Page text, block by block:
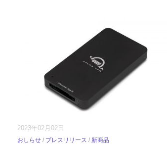
2023年02月02日
おしらせ/ プレスリリース / 新商品